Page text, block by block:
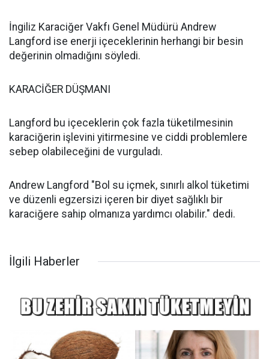
İngiliz Karaciğer Vakfı Genel Müdürü Andrew
Langford ise enerji içeceklerinin herhangi bir besin
değerinin olmadığını söyledi.
KARACİĞER DÜŞMANI
Langford bu içeceklerin çok fazla tüketilmesinin
karaciğerin işlevini yitirmesine ve ciddi problemlere
sebep olabileceğini de vurguladı.
Andrew Langford "Bol su içmek, sınırlı alkol tüketimi
ve düzenli egzersizi içeren bir diyet sağlıklı bir
karaciğere sahip olmanıza yardımcı olabilir." dedi.
İlgili Haberler